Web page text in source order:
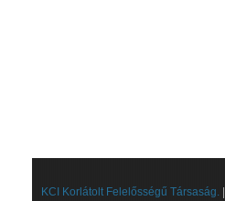
KCI Korlátolt Felelősségű Társaság.